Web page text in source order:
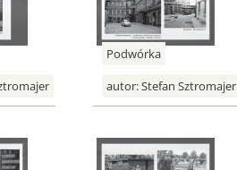
Podwórka
autor:Stefan Sztromajer